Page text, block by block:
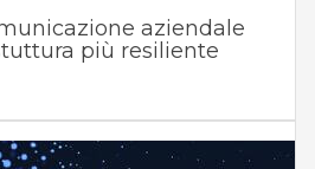
aziendale
più resiliente